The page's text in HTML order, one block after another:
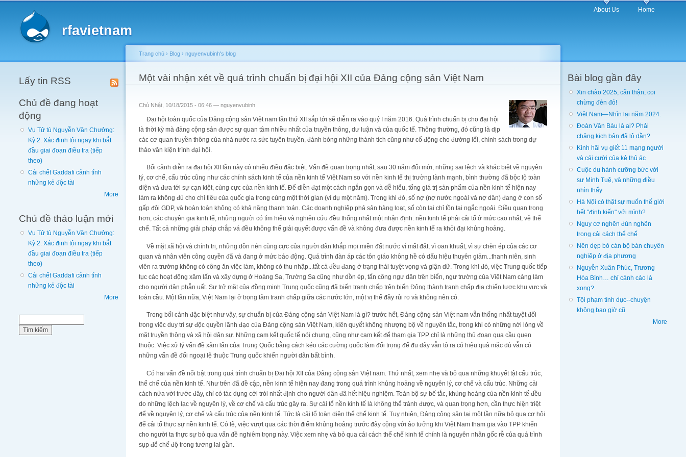
rfavietnam
About Us Home
Lấy tin RSS
Chủ đề đang hoạt
động
Vụ Tử tù Nguyễn Văn Chưởng:
Kỳ 2. Xác định tội ngay khi bắt
đầu giai đoạn điều tra (tiếp
theo)
Cái chết Gaddafi cảnh tỉnh
những kẻ độc tài
More
Chủ đề thảo luận mới
Vụ Tử tù Nguyễn Văn Chưởng:
Kỳ 2. Xác định tội ngay khi bắt
đầu giai đoạn điều tra (tiếp
theo)
Cái chết Gaddafi cảnh tỉnh
những kẻ độc tài
More
You are here
Trang chủ › Blog › nguyenvubinh's blog
Một vài nhận xét về quá trình chuẩn bị đại hội XII của Đảng cộng sản Việt Nam
Chủ Nhật, 10/18/2015 - 06:46 — nguyenvubinh
Đại hội toàn quốc của Đảng cộng sản Việt nam lần thứ XII sắp tới sẽ diễn ra vào quý I năm 2016. Quá trình chuẩn bị cho đại hội
là thời kỳ mà đảng cộng sản được sự quan tâm nhiều nhất của truyền thông, dư luận và của quốc tế. Thông thường, đó cũng là dịp
các cơ quan truyền thông của nhà nước ra sức tuyên truyền, đánh bóng những thành tích cũng như cổ động cho đường lối, chính sách trong dự
thảo văn kiện trình đại hội.
Bối cảnh diễn ra đại hội XII lần này có nhiểu điều đặc biệt. Vấn đề quan trọng nhất, sau 30 năm đổi mới, những sai lệch và khác biệt về nguyên
lý, cơ chế, cấu trúc cũng như các chính sách kinh tế của nền kinh tế Việt Nam so với nền kinh tế thị trường lành mạnh, bình thường đã bộc lộ toàn
diện và đưa tới sự cạn kiệt, cùng cực của nền kinh tế. Để diễn đạt một cách ngắn gọn và dễ hiểu, tổng giá trị sản phẩm của nền kinh tế hiện nay
làm ra không đủ cho chi tiêu của quốc gia trong cùng một thời gian (ví dụ một năm). Trong khi đó, số nợ (nợ nước ngoài và nợ dân) đang ở con số
gấp đôi GDP, và hoàn toàn không có khả năng thanh toán. Các doanh nghiệp phá sản hàng loạt, số còn lại chỉ tồn tại ngắc ngoải. Điều quan trọng
hơn, các chuyên gia kinh tế, những người có tìm hiểu và nghiên cứu đều thống nhất một nhận định: nền kinh tế phải cải tổ ở mức cao nhất, về thể
chế. Tất cả những giải pháp chắp vá đều không thể giải quyết được vấn đề và không đưa được nền kinh tế ra khỏi đại khủng hoảng.
Về mặt xã hội và chính trị, những dồn nén cùng cực của người dân khắp mọi miền đất nước vì mất đất, vì oan khuất, vì sự chèn ép của các cơ
quan và nhân viên công quyền đã và đang ở mức báo động. Quá trình đàn áp các tôn giáo không hề có dấu hiệu thuyên giảm...thanh niên, sinh
viên ra trường không có công ăn việc làm, không có thu nhập...tất cả đều đang ở trạng thái tuyệt vọng và giận dữ. Trong khi đó, việc Trung quốc tiếp
tục các hoạt động xâm lấn và xây dựng ở Hoàng Sa, Trường Sa cũng như dồn ép, tấn công ngư dân trên biển, ngư trường của Việt Nam càng làm
cho người dân phẫn uất. Sự trở mặt của đồng minh Trung quốc cũng đã biến tranh chấp trên biển Đông thành tranh chấp địa chiến lược khu vực và
toàn cầu. Một lần nữa, Việt Nam lại ở trọng tâm tranh chấp giữa các nước lớn, một vị thế đầy rủi ro và không nên có.
Trong bối cảnh đặc biệt như vậy, sự chuẩn bị của Đảng cộng sản Việt Nam là gì? trước hết, Đảng cộng sản Việt nam vẫn thống nhất tuyệt đối
trong việc duy trì sự độc quyền lãnh đạo của Đảng cộng sản Việt Nam, kiên quyết không nhượng bộ về nguyên tắc, trong khi có những nới lỏng về
mặt truyền thông và xã hội dân sự. Những cam kết quốc tế nói chung, cũng như cam kết để tham gia TPP chỉ là những thủ đoạn qua cầu quen
thuộc. Việc xử lý vấn đề xâm lấn của Trung Quốc bằng cách kéo các cường quốc làm đối trọng để đu dây vẫn tỏ ra có hiệu quả mặc dù vẫn có
những vấn đề đối ngoại lệ thuộc Trung quốc khiến người dân bất bình.
Có hai vấn đề nổi bật trong quá trình chuẩn bị Đại hội XII của Đảng cộng sản Việt nam. Thứ nhất, xem nhẹ và bỏ qua những khuyết tật cấu trúc,
thể chế của nền kinh tế. Như trên đã đề cập, nền kinh tế hiện nay đang trong quá trình khủng hoảng về nguyên lý, cơ chế và cấu trúc. Những cải
cách nửa vời trước đây, chỉ có tác dụng cởi trói nhất định cho người dân đã hết hiệu nghiệm. Toàn bộ sự bế tắc, khủng hoảng của nền kinh tế đều
do những lệch lạc về nguyên lý, về cơ chế và cấu trúc gây ra. Sự cải tổ nền kinh tế là không thể tránh được, và quan trọng hơn, cần thực hiện triệt
để về nguyên lý, cơ chế và cấu trúc của nền kinh tế. Tức là cải tổ toàn diện thể chế kinh tế. Tuy nhiên, Đảng cộng sản lại một lần nữa bỏ qua cơ hội
để cải tổ thực sự nền kinh tế. Có lẽ, việc vượt qua các thời điểm khủng hoảng trước đây cộng với ảo tưởng khi Việt Nam tham gia vào TPP khiến
cho người ta thực sự bỏ qua vấn đề nghiêm trọng này. Việc xem nhẹ và bỏ qua cải cách thể chế kinh tế chính là nguyên nhân gốc rễ của quá trình
sụp đổ chế độ trong tương lai gần.
Bài blog gần đây
Xin chào 2025, cẩn thận, coi
chừng đèn đỏ!
Việt Nam—Nhìn lại năm 2024.
Đoàn Văn Báu là ai? Phải
chăng kịch bản đã lộ dần?
Kinh hãi vụ giết 11 mạng người
và cái cười của kẻ thủ ác
Cuộc du hành cưỡng bức với
sư Minh Tuệ, và những điều
nhìn thấy
Hà Nội có thật sự muốn thế giới
hết "định kiến" với mình?
Nguy cơ nghẽn đùn nghẽn
trong cải cách thể chế
Nên dẹp bỏ cán bộ bán chuyên
nghiệp ở địa phương
Nguyễn Xuân Phúc, Trương
Hòa Bình… chỉ cảnh cáo là
xong?
Tội phạm tình dục--chuyện
không bao giờ cũ
More